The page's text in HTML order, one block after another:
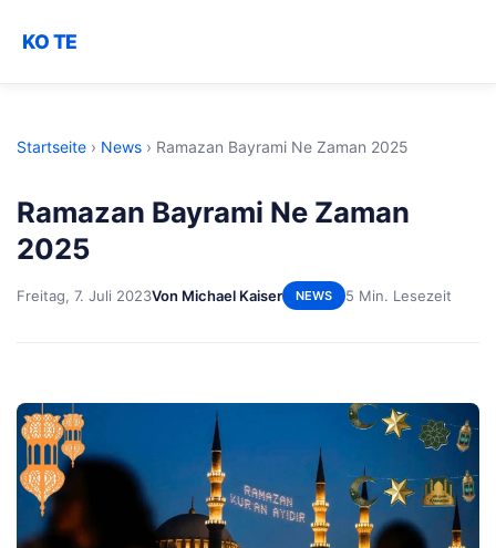
KO TE
Startseite › News › Ramazan Bayrami Ne Zaman 2025
Ramazan Bayrami Ne Zaman
2025
Freitag, 7. Juli 2023Von Michael Kaiser NEWS 5 Min. Lesezeit